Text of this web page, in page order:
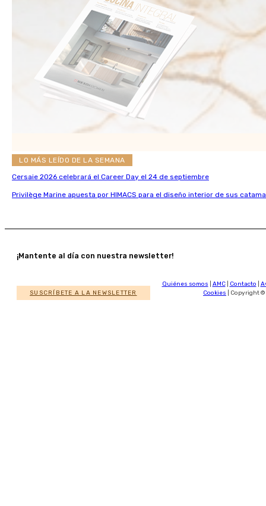
LO MÁS LEÍDO DE LA SEMANA
Cersaie 2026 celebrará el Career Day el 24 de septiembre
Privilège Marine apuesta por HIMACS para el diseño interior de sus
¡Mantente al día con nuestra newsletter!
SUSCRÍBETE A LA NEWSLETTER
Quiénes somos AMC| Contacto
Cookies | Copyright